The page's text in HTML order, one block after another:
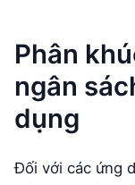
Phân
ngân
dụng
Đối với các ứng